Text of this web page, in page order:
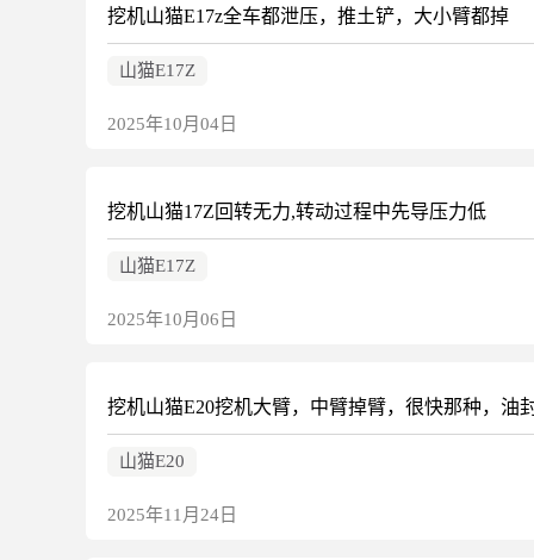
挖机山猫E17z全车都泄压，推土铲，大小臂都掉
山猫E17Z
2025年10月04日
挖机山猫17Z回转无力,转动过程中先导压力低
山猫E17Z
2025年10月06日
挖机山猫E20挖机大臂，中臂掉臂，很快那种，油
山猫E20
2025年11月24日